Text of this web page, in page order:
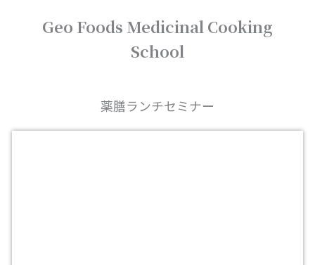
Geo Foods Medicinal Cooking
School
薬膳ランチセミナー